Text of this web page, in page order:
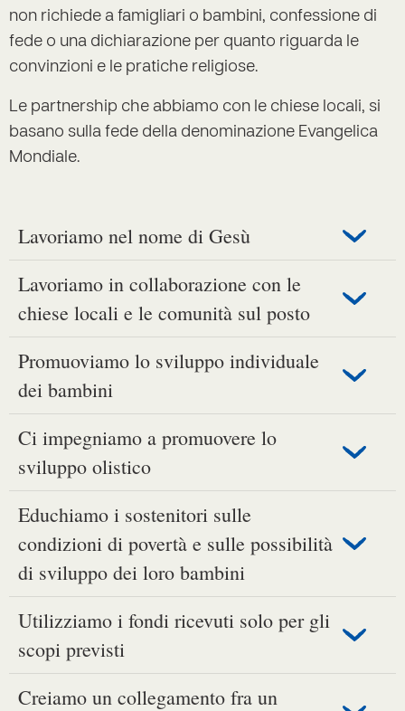
non richiede a famigliari o bambini, confessione di
fede o una dichiarazione per quanto riguarda le
convinzioni e le pratiche religiose.
Le partnership che abbiamo con le chiese locali, si
basano sulla fede della denominazione Evangelica
Mondiale.
Lavoriamo nel nome di Gesù
Lavoriamo in collaborazione con le
chiese locali e le comunità sul posto
Promuoviamo lo sviluppo individuale
dei bambini
Ci impegniamo a promuovere lo
sviluppo olistico
Educhiamo i sostenitori sulle
condizioni di povertà e sulle possibilità
di sviluppo dei loro bambini
Utilizziamo i fondi ricevuti solo per gli
scopi previsti
Creiamo un collegamento fra un